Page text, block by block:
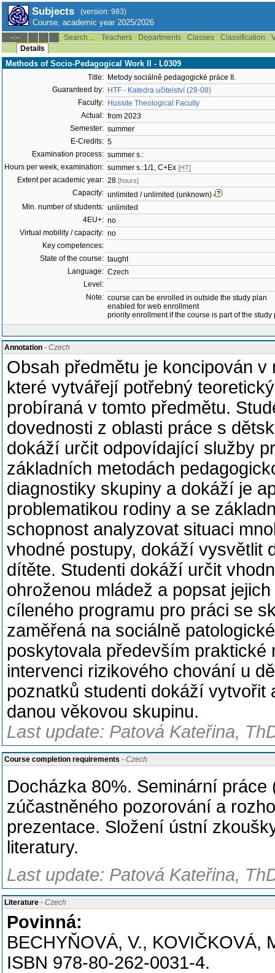
Subjects (version: 983)
Course, academic year 2025/2026
--:-- Search ... Teachers Departments Classes Classification
Details
Methods of Socio-Pedagogical Work II - L0309
Title: Metody sociálně pedagogické práce II.
Guaranteed by: HTF - Katedra učitelství (28-08)
Faculty: Hussite Theological Faculty
Actual: from 2023
Semester: summer
E-Credits: 5
Examination process: summer s.:
Hours per week, examination: summer s.:1/1, C+Ex [HT]
Extent per academic year: 28 [hours]
Capacity: unlimited / unlimited (unknown)
Min. number of students: unlimited
4EU+: no
Virtual mobility / capacity: no
Key competences:
State of the course: taught
Language: Czech
Level:
Note: course can be enrolled in outside the study plan
enabled for web enrollment
priority enrollment if the course is part of the study
Annotation - Czech
Obsah předmětu je koncipován
které vytvářejí potřebný
probíraná v tomto předmětu.
dovednosti z oblasti práce s
dokáží určit odpovídající služby
základních metodách
diagnostiky skupiny a dokáží je
problematikou rodiny a se
schopnost analyzovat situaci
vhodné postupy, dokáží vysvětlit
dítěte. Studenti dokáží určit
ohroženou mládež a popsat
cíleného programu pro práci se
zaměřená na sociálně
poskytovala především
intervenci rizikového chování u
poznatků studenti dokáží
danou věkovou skupinu.
Last update: Patová Kateřina,
Course completion requirements - Czech
Docházka 80%. Seminární
zúčastněného pozorování a
prezentace. Složení ústní
literatury.
Last update: Patová Kateřina,
Literature - Czech
Povinná:
BECHYŇOVÁ, V., KOVIČKOVÁ,
ISBN 978-80-262-0031-4.